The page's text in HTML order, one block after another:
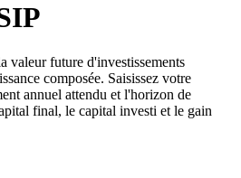
valeur future d'investissements
composée. Saisissez votre
annuel attendu et l'horizon de
final, le capital investi et le gain